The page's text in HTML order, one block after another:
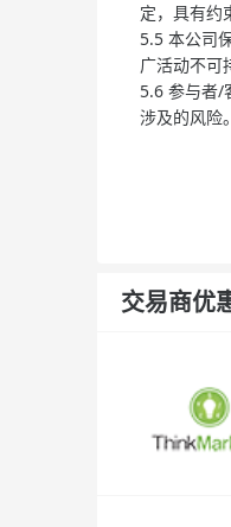
定，具有约
5.5 本公司
广活动不可
5.6 参与者/
涉及的风险
交易商优